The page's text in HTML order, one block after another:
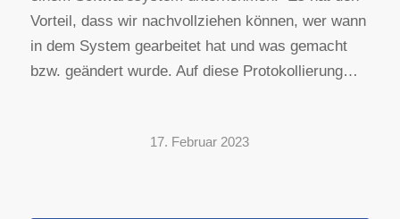
Vorteil, dass wir nachvollziehen können, wer wann
in dem System gearbeitet hat und was gemacht
bzw. geändert wurde. Auf diese Protokollierung…
17. Februar 2023